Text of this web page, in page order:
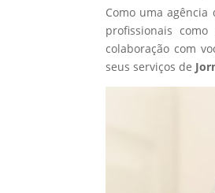
Como uma agência
profissionais
colaboração com
seus serviços de